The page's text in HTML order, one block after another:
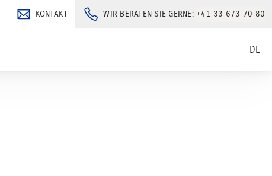
KONTAKT WIR BERATEN SIE GERNE: +41 33 673 70 80
DE